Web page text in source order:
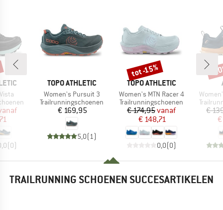
prijs
(0)
MERK
TOPO ATHLETIC
Artikel
Women's Pursuit 3
Productgroep
Trailrunningschoenen
Prijs
€ 169,95
5,0(1 )
MERK
TOPO ATHLETIC
Artikel
Women's MTN Racer 4
Productgroep
Trailrunningschoenen
Prijs
€ 174,95Verlaagde prijs
vanaf
€ 148,71
0,0(0)
Korting
tot -15%
Artikel
€
-
TRAILRUNNING SCHOENEN SUCCESARTIKELEN